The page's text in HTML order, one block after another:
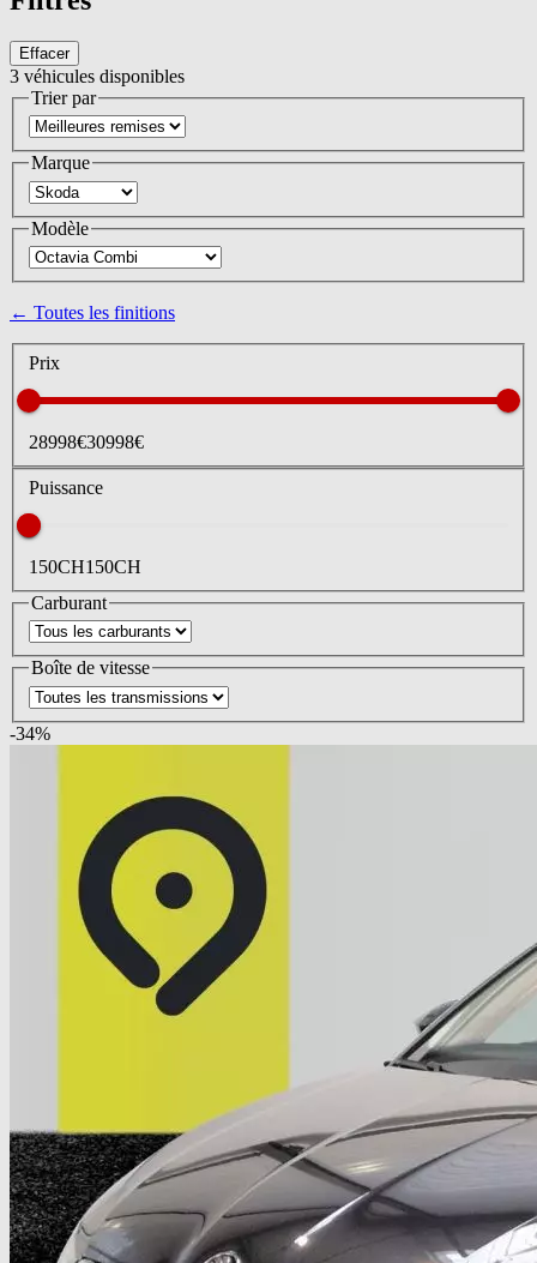
Effacer
3 véhicules disponibles
Trier par
Marque
Modèle
← Toutes les finitions
Prix
28998€30998€
Puissance
150CH150CH
Carburant
Boîte de vitesse
-34%